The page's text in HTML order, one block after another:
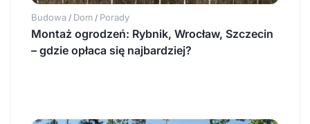
Budowa / Dom / Porady
Montaż ogrodzeń: Rybnik, Wrocław, Szczecin
– gdzie opłaca się najbardziej?